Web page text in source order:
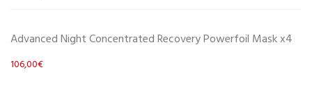
Advanced Night Concentrated Recovery Powerfoil Mask x4
106,00€